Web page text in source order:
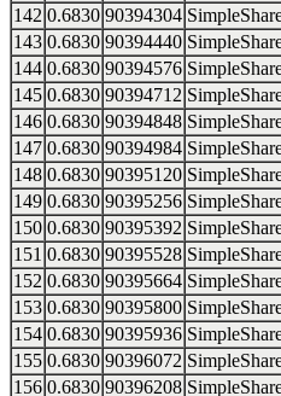
142 0.6830 90394304
143 0.6830 90394440
144 0.6830 90394576
145 0.6830 90394712
146 0.6830 90394848
147 0.6830 90394984
148 0.6830 90395120
149 0.6830 90395256
150 0.6830 90395392
151 0.6830 90395528
152 0.6830 90395664
153 0.6830 90395800
154 0.6830 90395936
155 0.6830 90396072
156 0.6830 90396208